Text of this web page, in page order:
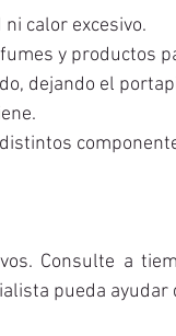
calor excesivo.
y productos
dejando el
Consulte a
pueda ayudar